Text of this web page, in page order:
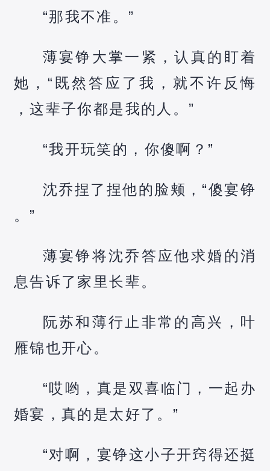
“那我不准。”
薄宴铮大掌一紧，认真的盯着
她，“既然答应了我，就不许反悔
，这辈子你都是我的人。”
“我开玩笑的，你傻啊？”
沈乔捏了捏他的脸颊，“傻宴铮
。”
薄宴铮将沈乔答应他求婚的消
息告诉了家里长辈。
阮苏和薄行止非常的高兴，叶
雁锦也开心。
“哎哟，真是双喜临门，一起办
婚宴，真的是太好了。”
“对啊，宴铮这小子开窍得还挺